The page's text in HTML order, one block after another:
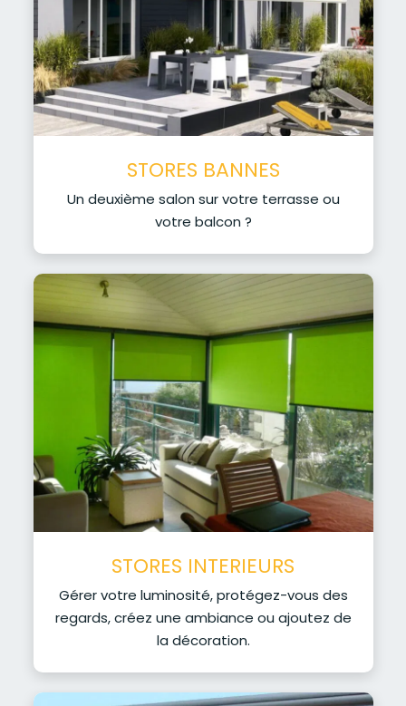
STORES BANNES
Un deuxième salon sur votre terrasse ou
votre balcon ?
STORES INTERIEURS
Gérer votre luminosité, protégez-vous des
regards, créez une ambiance ou ajoutez de
la décoration.